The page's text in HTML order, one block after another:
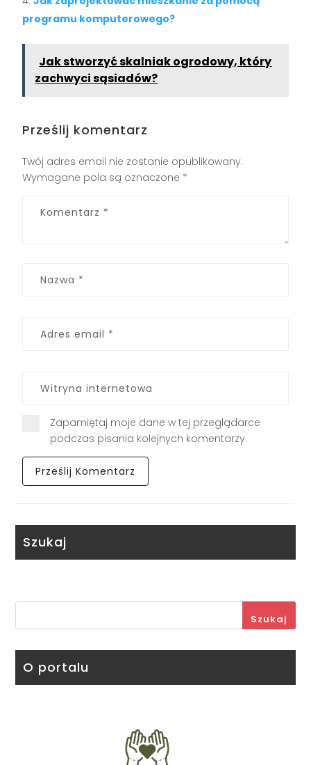
programu komputerowego?
Jak stworzyć skalniak ogrodowy, który
zachwyci sąsiadów?
Prześlij komentarz
Twój adres email nie zostanie opublikowany.
Wymagane pola są oznaczone *
Zapamiętaj moje dane w tej przeglądarce
podczas pisania kolejnych komentarzy.
Szukaj
Szukaj
O portalu